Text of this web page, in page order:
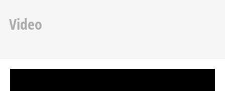
Video